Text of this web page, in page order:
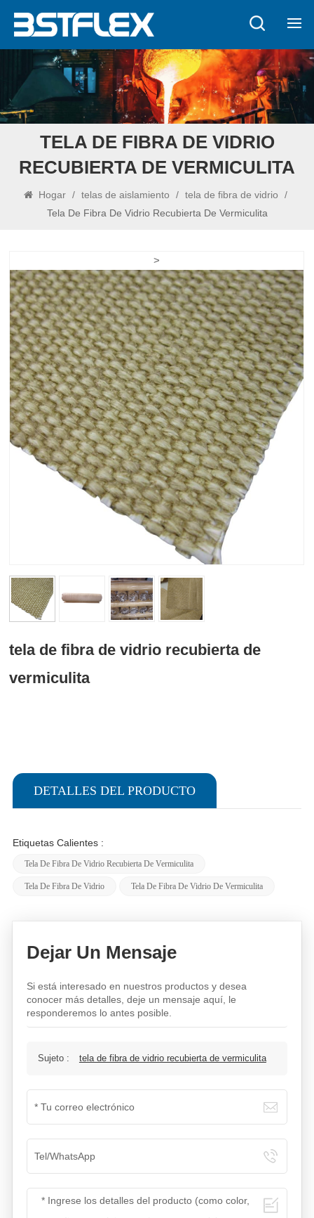
TELA DE FIBRA DE VIDRIO
RECUBIERTA DE VERMICULITA
Hogar / telas de aislamiento / tela de fibra de vidrio
/
Tela De Fibra De Vidrio Recubierta De Vermiculita
>
tela de fibra de vidrio recubierta de
vermiculita
DETALLES DEL PRODUCTO
Etiquetas Calientes :
Tela De Fibra De Vidrio Recubierta De Vermiculita
Tela De Fibra De Vidrio Tela De Fibra De Vidrio De Vermiculita
Dejar Un Mensaje
Si está interesado en nuestros productos y desea
conocer más detalles, deje un mensaje aquí, le
responderemos lo antes posible.
Sujeto : tela de fibra de vidrio recubierta de vermiculita